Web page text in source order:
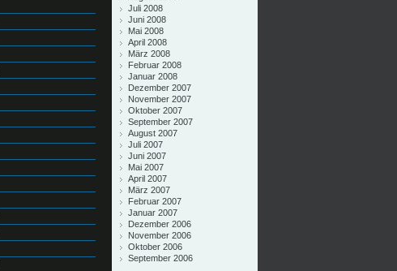
Juli 2008
Juni 2008
Mai 2008
April 2008
März 2008
Februar 2008
Januar 2008
Dezember 2007
November 2007
Oktober 2007
September 2007
August 2007
Juli 2007
Juni 2007
Mai 2007
April 2007
März 2007
Februar 2007
Januar 2007
Dezember 2006
November 2006
Oktober 2006
September 2006